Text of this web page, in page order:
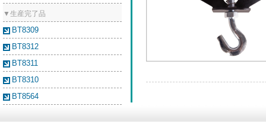
▼生産完了品
BT8309
BT8312
BT8311
BT8310
BT8564